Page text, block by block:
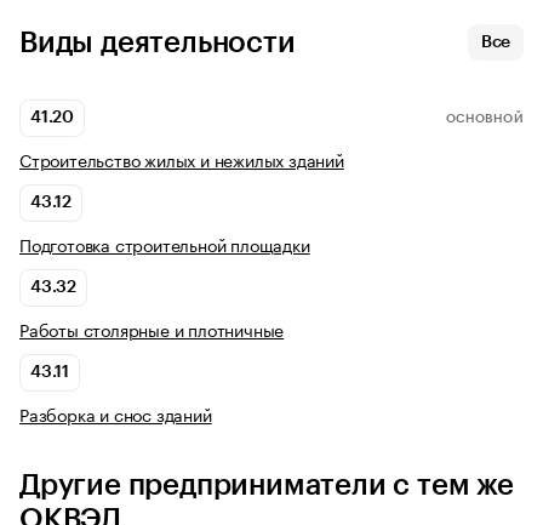
Виды деятельности Все
41.20 ОСНОВНОЙ
Строительство жилых и нежилых зданий
43.12
Подготовка строительной площадки
43.32
Работы столярные и плотничные
43.11
Разборка и снос зданий
Другие предприниматели с тем же